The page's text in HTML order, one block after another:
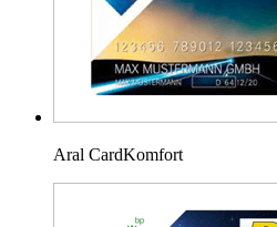
Aral CardKomfort